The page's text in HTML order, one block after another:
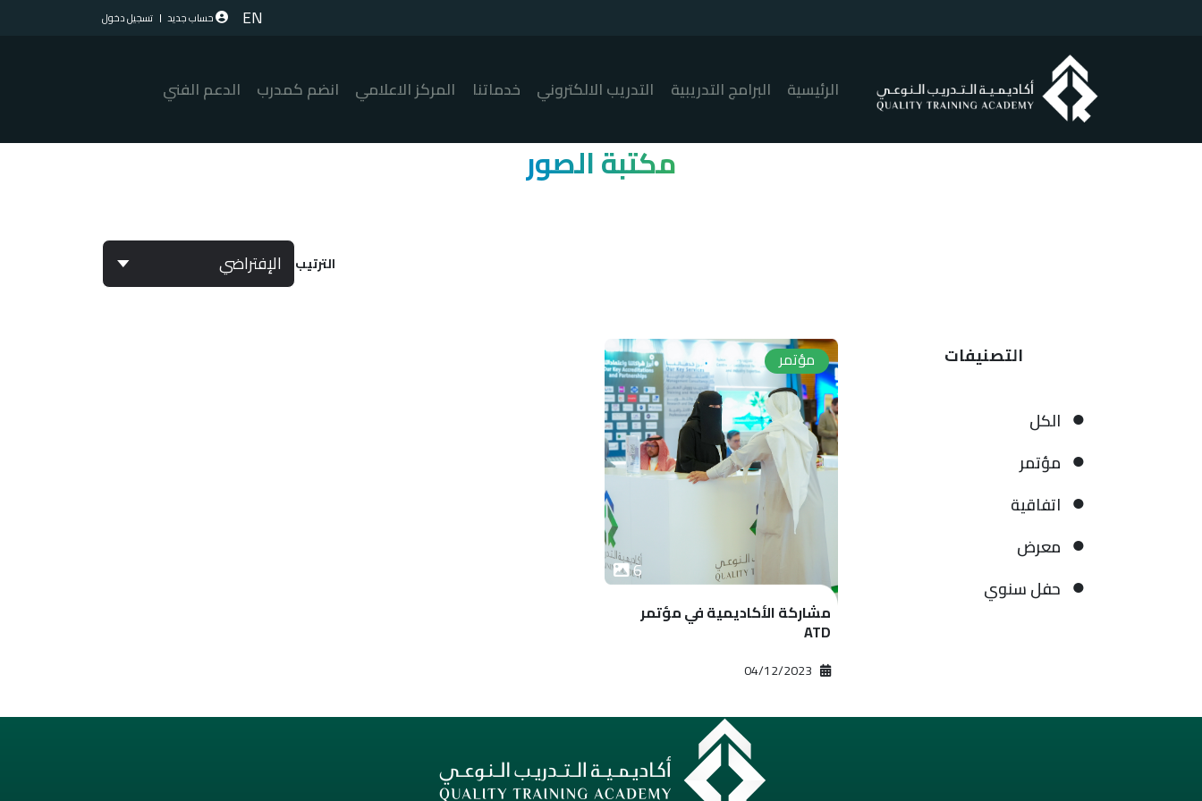
EN حساب جديد تسجيل دخول
الرئيسية البرامج التدريبية التدريب الالكتروني خدماتنا المركز الاعلامي انضم كمدرب الدعم الفني
مكتبة الصور
الترتيب
التصنيفات
الكل
مؤتمر
اتفاقية
معرض
حفل سنوي
مؤتمر
6
مشاركة الأكاديمية في مؤتمر
ATD